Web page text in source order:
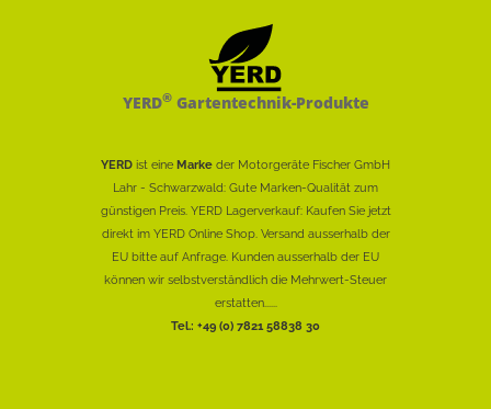
YERD®Gartentechnik-Produkte
YERD ist eine Marke der Motorgeräte Fischer GmbH
Lahr - Schwarzwald: Gute Marken-Qualität zum
günstigen Preis. YERD Lagerverkauf: Kaufen Sie jetzt
direkt im YERD Online Shop. Versand ausserhalb der
EU bitte auf Anfrage. Kunden ausserhalb der EU
können wir selbstverständlich die Mehrwert-Steuer
erstatten......
Tel.: +49 (0) 7821 58838 30